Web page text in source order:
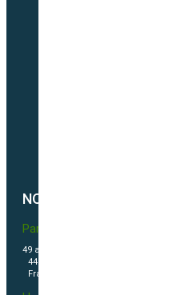
Nos tarifs de transport
NOUS CONTACTER
Partner & Co SAS
49 avenue du Général de Gaulle
44500 La Baule Escoublac
France